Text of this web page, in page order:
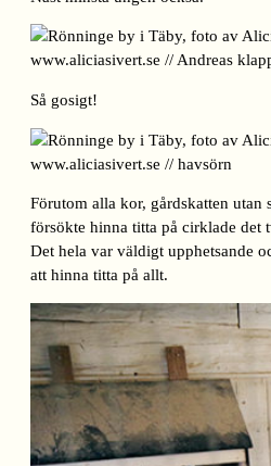
Så gosigt!
Förutom alla kor, gårdskatten utan
försökte hinna titta på cirklade det
Det hela var väldigt upphetsande
att hinna titta på allt.